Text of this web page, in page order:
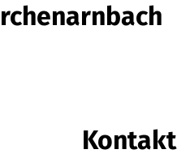
Kontakt